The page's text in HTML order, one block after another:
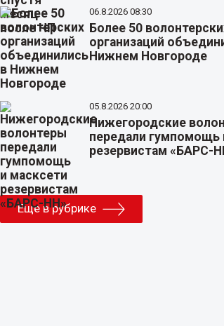
06.8.2026 08:30
Более 50
организаций
Нижнем Новгороде
05.8.2026 20:00
Нижегородские
передали гумпомощь
резервистам «БАРС-
Еще в рубрике